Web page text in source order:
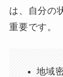
は、自分の
重要です。
地域